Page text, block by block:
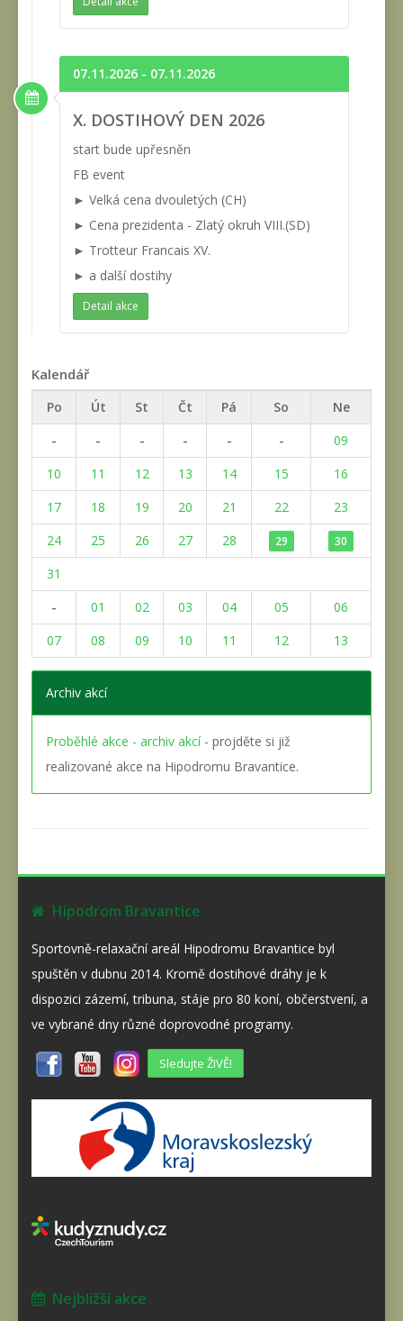
07.11.2026 - 07.11.2026
X. DOSTIHOVÝ DEN 2026
start bude upřesněn
FB event
► Velká cena dvouletých (CH)
► Cena prezidenta - Zlatý okruh VIII.(SD)
► Trotteur Francais XV.
► a další dostihy
Detail akce
Kalendář
Po Út St Čt Pá So
Ne
-
- - - - -
09
10
11 12 13 14 15
16
17
18 19 20 21 22
23
24
25 26 27 28 29 30
31
-
01 02 03 04 05
06
07
08 09 10 11 12 13
Archiv akcí
Proběhlé akce - archiv akcí- projděte si již
realizované akce na Hipodromu Bravantice.
Hipodrom Bravantice
Sportovně-relaxační areál Hipodromu Bravantice byl
spuštěn v dubnu 2014. Kromě dostihové dráhy je k
dispozici zázemí, tribuna, stáje pro 80 koní, občerstvení, a
ve vybrané dny různé doprovodné programy.
Sledujte ŽIVĚ!
Nejbližší akce